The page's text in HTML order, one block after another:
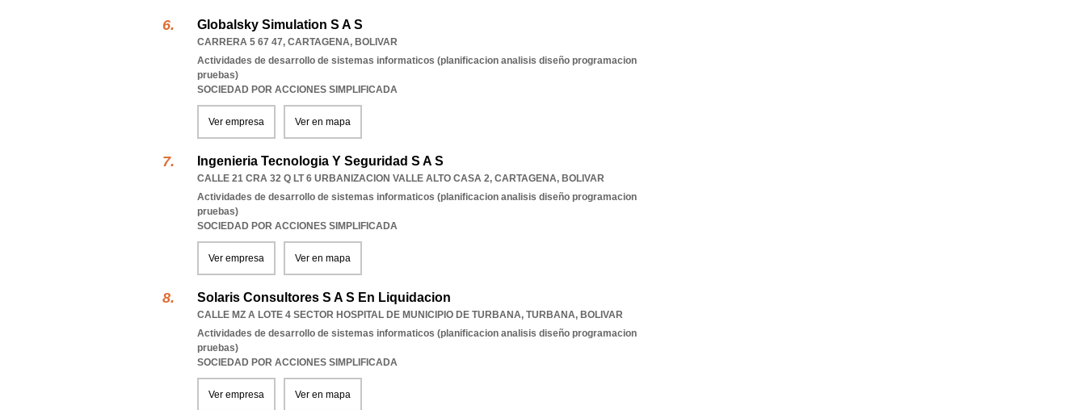
Globalsky Simulation S A S
CARRERA 5 67 47, CARTAGENA, BOLIVAR
Actividades de desarrollo de sistemas informaticos (planificacion analisis diseño programacion
pruebas)
SOCIEDAD POR ACCIONES SIMPLIFICADA
Ver empresa Ver en mapa
Ingenieria Tecnologia Y Seguridad S A S
CALLE 21 CRA 32 Q LT 6 URBANIZACION VALLE ALTO CASA 2, CARTAGENA, BOLIVAR
Actividades de desarrollo de sistemas informaticos (planificacion analisis diseño programacion
pruebas)
SOCIEDAD POR ACCIONES SIMPLIFICADA
Ver empresa Ver en mapa
Solaris Consultores S A S En Liquidacion
CALLE MZ A LOTE 4 SECTOR HOSPITAL DE MUNICIPIO DE TURBANA, TURBANA, BOLIVAR
Actividades de desarrollo de sistemas informaticos (planificacion analisis diseño programacion
pruebas)
SOCIEDAD POR ACCIONES SIMPLIFICADA
Ver empresa Ver en mapa